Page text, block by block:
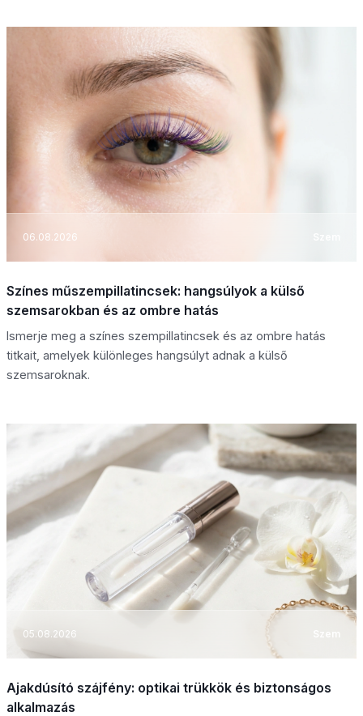
06.08.2026
Színes műszempillatincsek: hangsúlyok a külső
szemsarokban és az ombre hatás
Ismerje meg a színes szempillatincsek és az ombre hatás
titkait, amelyek különleges hangsúlyt adnak a külső
szemsaroknak.
05.08.2026
Ajakdúsító szájfény: optikai trükkök és biztonságos
alkalmazás